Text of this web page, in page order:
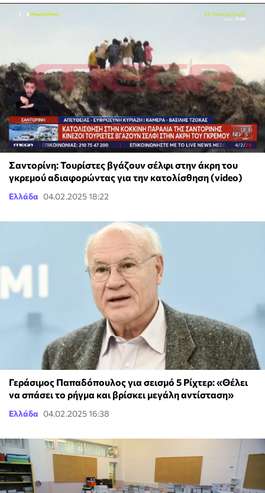
Σαντορίνη: Τουρίστες βγάζουν σέλφι στην άκρη του
γκρεμού αδιαφορώντας για την κατολίσθηση (video)
Ελλάδα 04.02.2025 18:22
Γεράσιμος Παπαδόπουλος για σεισμό 5 Ρίχτερ: «Θέλει
να σπάσει το ρήγμα και βρίσκει μεγάλη αντίσταση»
Ελλάδα 04.02.2025 16:38